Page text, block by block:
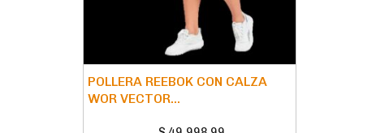
POLLERA REEBOK CON CALZA
WOR VECTOR...